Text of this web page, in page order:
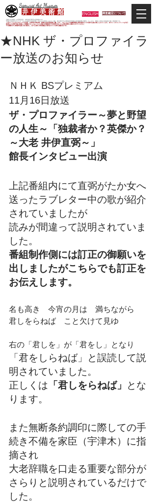
Samurai Art Museum
井 伊 美 術 館 ENGLISH 調査鑑定について
当館は日本唯一の甲冑武具・史料考証専門の美術館です。
平成29年度大河ドラマ「おんな城主 井伊直虎」の主人公直虎とされた人物、徳川四天王の筆頭井伊直政の直系後裔が運営しています。歴史と武具の本格派が集う美術館です。
＊当サイトにおけるすべての写真・文章等の著作権・版権は井伊美術館に属します。コピーなどの無断複製は著作権法上での例外を除き禁じられています。本サイトのコンテンツを代行
業者などの第三者に依頼して複製することは、たとえ個人や家庭内での利用であっても著作権法上認められていません。
※当館展示の刀剣類等は銃刀法に遵法し、​全て正真の刀剣登録証が添付されている事を確認済みです。
★NHK ザ・プロファイラ
ー放送のお知らせ
ＮＨＫ BSプレミアム
11月16日放送
ザ・プロファイラー～夢と野望
の人生～「独裁者か？英傑か？
～大老 井伊直弼～」
館長インタビュー出演
上記番組内にて直弼がたか女へ
送ったラブレター中の歌が紹介
されていましたが
読みが間違って説明されていま
した。
番組制作側には訂正の御願いを
出しましたがこちらでも訂正を
お伝えします。
名も高き　今宵の月は　満ちながら
君しをらねば　こと欠けて見ゆ
右の「君しを」が「君をし」となり
「君をしらねば」と誤読して説
明されていました。
正しくは 「君しをらねば」
とな
ります。
また無断条約調印に際しての手
続き不備を家臣（宇津木）に指
摘され
大老辞職を口走る重要な部分が
さらりと説明されているだけで
した。